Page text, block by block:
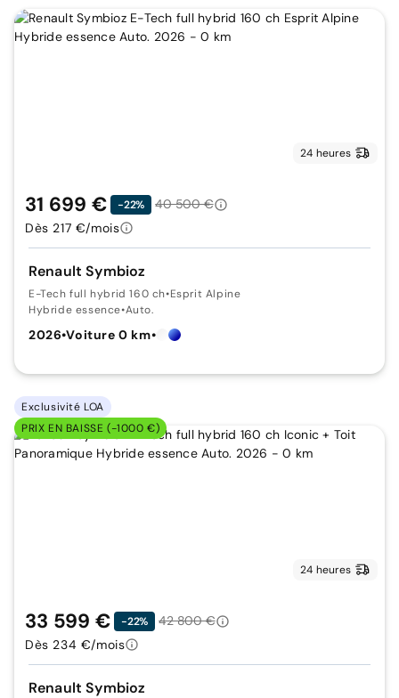
24 heures
Renault Symbioz
E-Tech full hybrid 160 ch•Esprit Alpine
Hybride essence•Auto.
2026•Voiture 0 km•
31 699 € -22%
40 500 €
Dès 217 €/mois
Exclusivité LOA
PRIX EN BAISSE (-1000 €)
24 heures
Renault Symbioz
33 599 € -22%
42 800 €
Dès 234 €/mois